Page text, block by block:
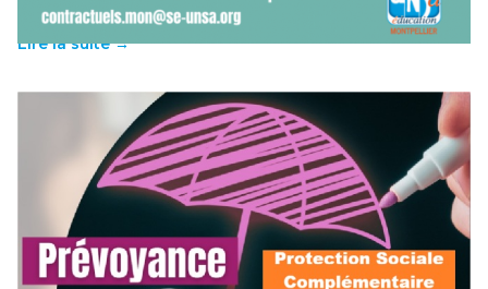
Montpellier.…
Lire la suite →